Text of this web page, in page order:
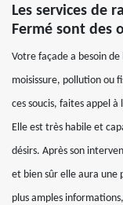
Les services de
Fermé sont des
Votre façade a besoin
moisissure, pollution ou
ces soucis, faites appel
Elle est très habile et
désirs. Après son
et bien sûr elle aura une
plus amples